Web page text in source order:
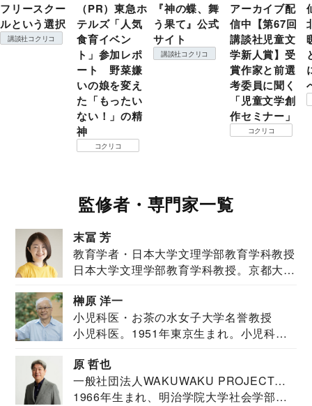
フリースクー
ルという選択
講談社コクリコ
（PR）東急ホ
テルズ「人気
食育イベン
ト」参加レポ
ート 野菜嫌
いの娘を変え
た「もったい
ない！」の精
神
コクリコ
『神の蝶、舞
う果て』公式
サイト
講談社コクリコ
アーカイブ配
信中【第67回
講談社児童文
学新人賞】受
賞作家と前選
考委員に聞く
「児童文学創
作セミナー」
コクリコ
監修者・専門家一覧
末冨 芳
教育学者・日本大学文理学部教育学科教授
日本大学文理学部教育学科教授。京都大学
榊原 洋一
小児科医・お茶の水女子大学名誉教授
小児科医。1951年東京生まれ。小児科
原 哲也
一般社団法人WAKUWAKU PROJECT
JAPAN代表・言語聴覚士・社会福祉士
1966年生まれ、明治学院大学社会学部福